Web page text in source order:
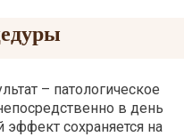
– патологическое
в день
эффект сохраняется на